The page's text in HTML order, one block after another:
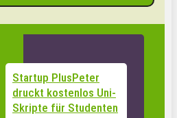
Startup PlusPeter
druckt kostenlos Uni-
Skripte für Studenten